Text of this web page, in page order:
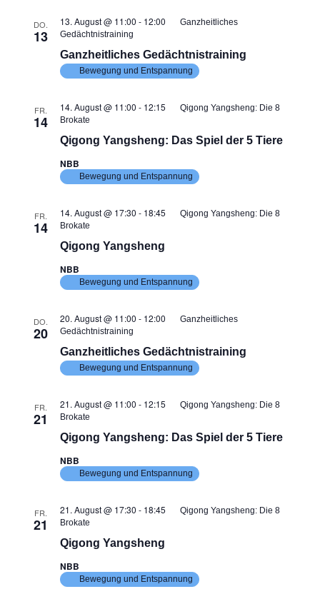
DO.
13
Ganzheitliches Gedächtnistraining
13. August @ 11:00 - 12:00
Ganzheitliches
Gedächtnistraining
Bewegung und Entspannung
FR.
14
Qigong Yangsheng: Das Spiel der 5 Tiere
14. August @ 11:00 - 12:15
Qigong Yangsheng: Die 8
Brokate
NBB
Bewegung und Entspannung
FR.
14
Qigong Yangsheng
14. August @ 17:30 - 18:45
Qigong Yangsheng: Die 8
Brokate
NBB
Bewegung und Entspannung
DO.
20
Ganzheitliches Gedächtnistraining
20. August @ 11:00 - 12:00
Ganzheitliches
Gedächtnistraining
Bewegung und Entspannung
FR.
21
Qigong Yangsheng: Das Spiel der 5 Tiere
21. August @ 11:00 - 12:15
Qigong Yangsheng: Die 8
Brokate
NBB
Bewegung und Entspannung
FR.
21
Qigong Yangsheng
21. August @ 17:30 - 18:45
Qigong Yangsheng: Die 8
Brokate
NBB
Bewegung und Entspannung